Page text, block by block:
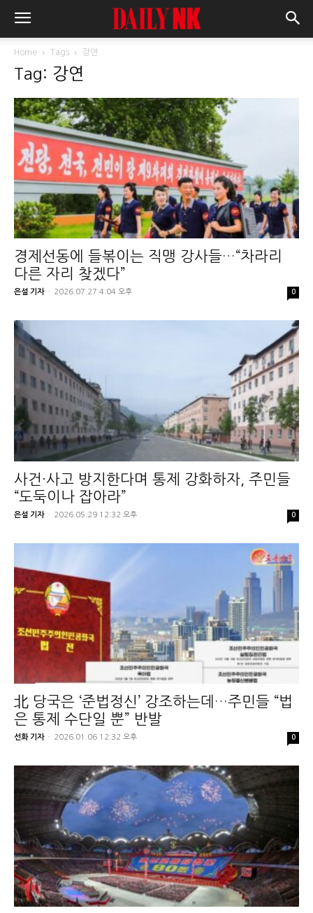
Home Tags 강연
Tag: 강연
경제선동에 들볶이는 직맹 강사들…“차라리
다른 자리 찾겠다”
은설 기자 - 2026.07.27 4:04 오후 0
사건·사고 방지한다며 통제 강화하자, 주민들
“도둑이나 잡아라”
은설 기자 - 2026.05.29 12:32 오후 0
北 당국은 ‘준법정신’ 강조하는데…주민들 “법
은 통제 수단일 뿐” 반발
선화 기자 - 2026.01.06 12:32 오후 0